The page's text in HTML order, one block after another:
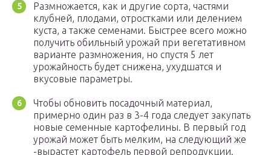
Размножается, как и другие сорта, частями
клубней, плодами, отростками или делением
куста, а также семенами. Быстрее всего можно
получить обильный урожай при вегетативном
варианте размножения, но спустя 5 лет
урожайность будет снижена, ухудшатся и
вкусовые параметры.
Чтобы обновить посадочный материал,
примерно один раз в 3-4 года следует закупать
новые семенные картофелины. В первый год
урожай может быть мелким, на следующий же
-вырастет картофель первой репродукции.